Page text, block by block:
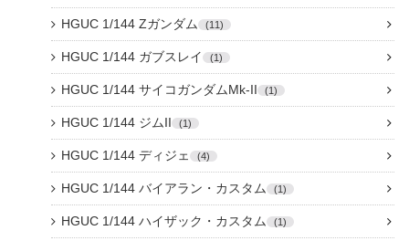
HGUC 1/144 Zガンダム 11
HGUC 1/144 ガブスレイ 1
HGUC 1/144 サイコガンダムMk-II 1
HGUC 1/144 ジムII 1
HGUC 1/144 ディジェ 4
HGUC 1/144 バイアラン・カスタム 1
HGUC 1/144 ハイザック・カスタム 1